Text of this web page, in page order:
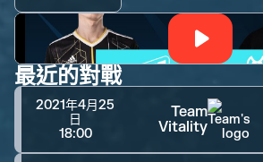
最近的對戰
2021年4月25
日
18:00
Team
Vitality